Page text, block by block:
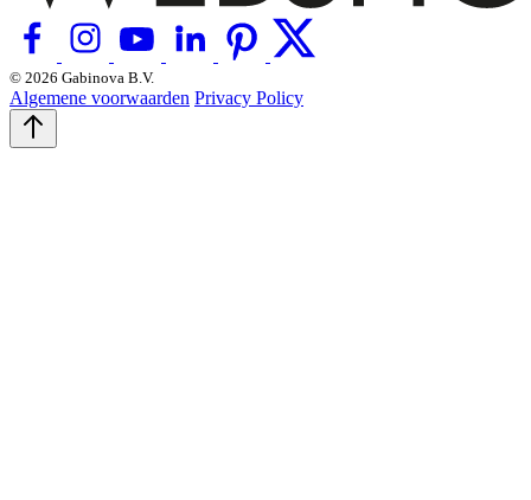
© 2026 Gabinova B.V.
Algemene voorwaarden Privacy Policy